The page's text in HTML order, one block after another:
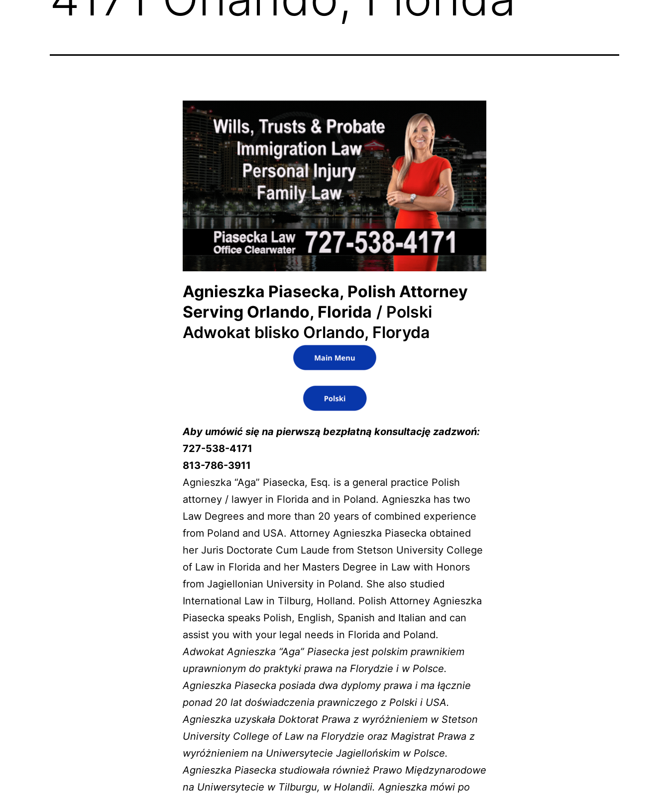
Agnieszka Piasecka, Polish Attorney
Serving Orlando, Florida / Polski
Adwokat blisko Orlando, Floryda
Aby umówić się na pierwszą bezpłatną konsultację zadzwoń:
727-538-4171
813-786-3911
Agnieszka “Aga” Piasecka, Esq. is a general practice Polish
attorney / lawyer in Florida and in Poland. Agnieszka has two
Law Degrees and more than 20 years of combined experience
from Poland and USA. Attorney Agnieszka Piasecka obtained
her Juris Doctorate Cum Laude from Stetson University College
of Law in Florida and her Masters Degree in Law with Honors
from Jagiellonian University in Poland. She also studied
International Law in Tilburg, Holland. Polish Attorney Agnieszka
Piasecka speaks Polish, English, Spanish and Italian and can
assist you with your legal needs in Florida and Poland.
Adwokat Agnieszka “Aga” Piasecka jest polskim prawnikiem
uprawnionym do praktyki prawa na Florydzie i w Polsce.
Agnieszka Piasecka posiada dwa dyplomy prawa i ma łącznie
ponad 20 lat doświadczenia prawniczego z Polski i USA.
Agnieszka uzyskała Doktorat Prawa z wyróżnieniem w Stetson
University College of Law na Florydzie oraz Magistrat Prawa z
wyróżnieniem na Uniwersytecie Jagiellońskim w Polsce.
Agnieszka Piasecka studiowała również Prawo Międzynarodowe
na Uniwersytecie w Tilburgu, w Holandii. Agnieszka mówi po